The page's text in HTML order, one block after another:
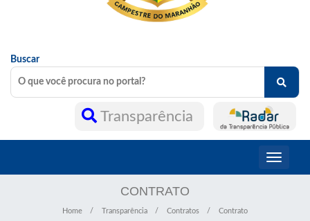
Buscar
Transparência
Toggle
CONTRATO
Home Transparência Contratos Contrato